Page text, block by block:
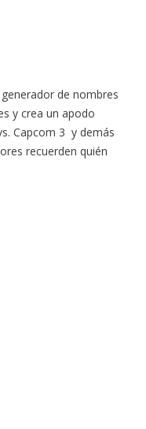
de nombres
y crea un apodo
Capcom 3 y demás
recuerden quién